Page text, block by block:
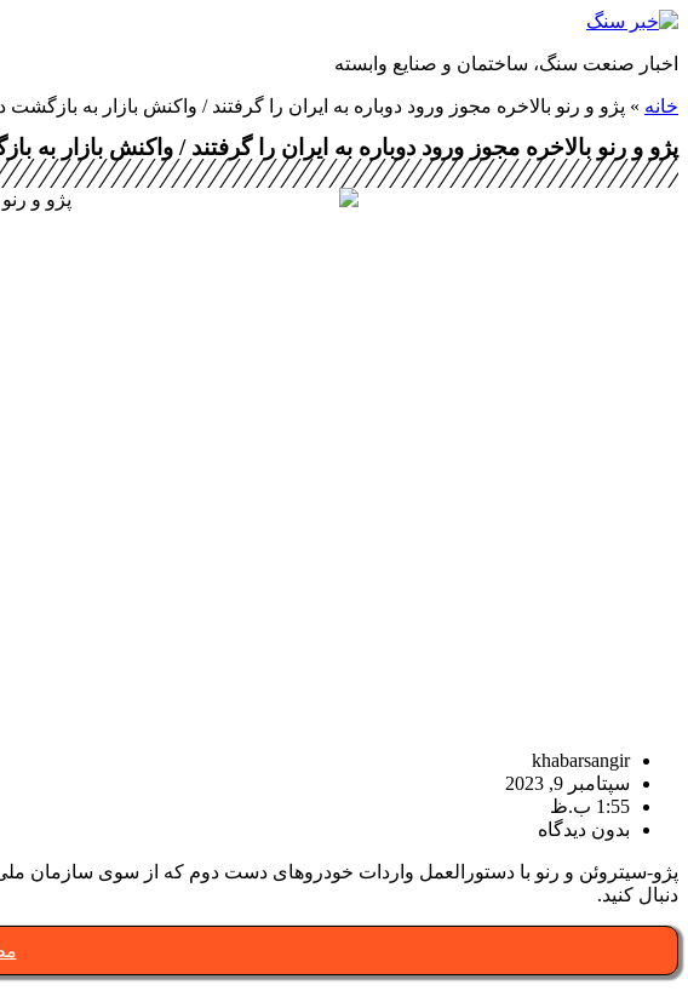
پرش
محتوا
اخبار صنعت سنگ، ساختمان و صنایع وابسته
خانه » پژو و رنو بالاخره مجوز ورود دوباره به ایران را گرفتند / واکنش بازار به
پژو و رنو بالاخره مجوز ورود دوباره به ایران را گرفتند / واکنش بازار
khabarsangir
سپتامبر 9, 2023
1:55 ب.ظ
بدون دیدگاه
پژو-سیتروئن و رنو با دستورالعمل واردات خودروهای دست دوم که از سوی سازمان ملی
دنبال کنید.